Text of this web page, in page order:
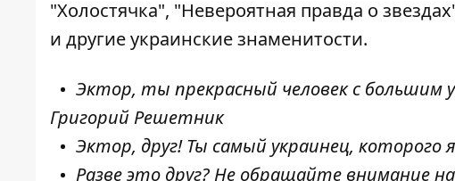
"Холостячка", "Невероятная правда о
и другие украинские знаменитости.
Эктор, ты прекрасный человек с большим
Григорий Решетник
Эктор, друг! Ты самый украинец, которого
Разве это друг? Не обращайте внимание